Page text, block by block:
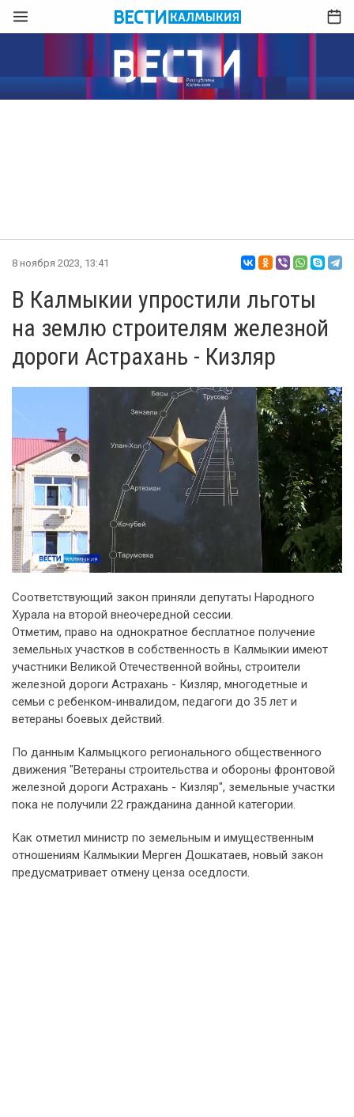
8 ноября 2023, 13:41
В Калмыкии упростили льготы
на землю строителям железной
дороги Астрахань - Кизляр
Соответствующий закон приняли депутаты Народного
Хурала на второй внеочередной сессии.
Отметим, право на однократное бесплатное получение
земельных участков в собственность в Калмыкии имеют
участники Великой Отечественной войны, строители
железной дороги Астрахань - Кизляр, многодетные и
семьи с ребенком-инвалидом, педагоги до 35 лет и
ветераны боевых действий.
По данным Калмыцкого регионального общественного
движения "Ветераны строительства и обороны фронтовой
железной дороги Астрахань - Кизляр", земельные участки
пока не получили 22 гражданина данной категории.
Как отметил министр по земельным и имущественным
отношениям Калмыкии Мерген Дошкатаев, новый закон
предусматривает отмену ценза оседлости.